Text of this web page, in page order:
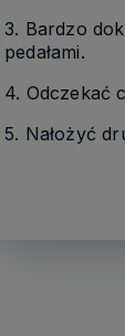
3. Bardzo
pedałami.
4. Odczekać
5. Nałożyć